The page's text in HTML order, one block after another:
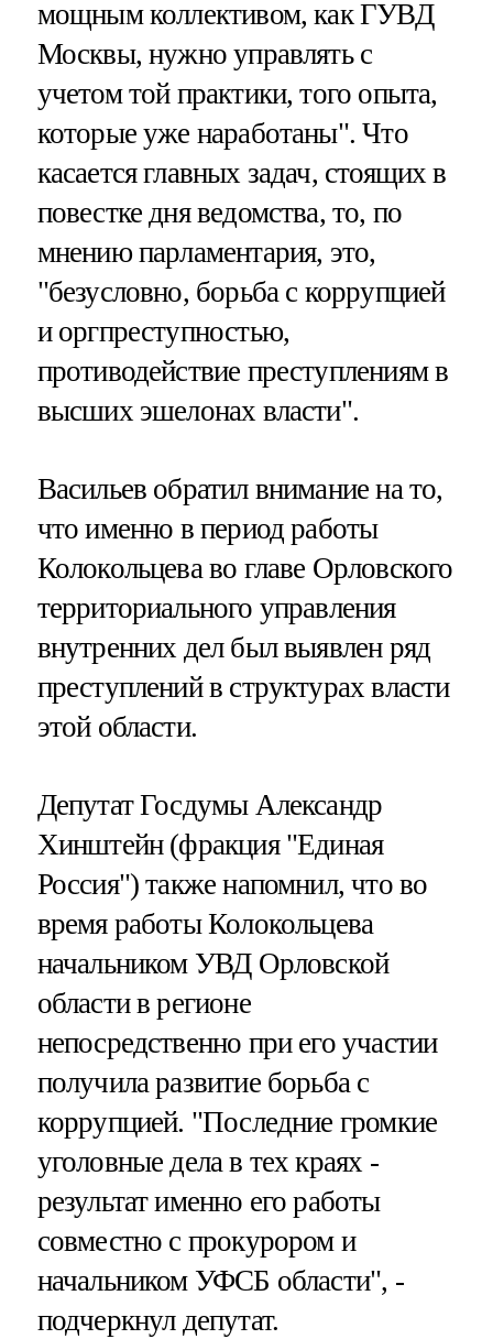
мощным коллективом, как ГУВД
Москвы, нужно управлять с
учетом той практики, того опыта,
которые уже наработаны". Что
касается главных задач, стоящих в
повестке дня ведомства, то, по
мнению парламентария, это,
"безусловно, борьба с коррупцией
и оргпреступностью,
противодействие преступлениям в
высших эшелонах власти".
Васильев обратил внимание на то,
что именно в период работы
Колокольцева во главе Орловского
территориального управления
внутренних дел был выявлен ряд
преступлений в структурах власти
этой области.
Депутат Госдумы Александр
Хинштейн (фракция "Единая
Россия") также напомнил, что во
время работы Колокольцева
начальником УВД Орловской
области в регионе
непосредственно при его участии
получила развитие борьба с
коррупцией. "Последние громкие
уголовные дела в тех краях -
результат именно его работы
совместно с прокурором и
начальником УФСБ области", -
подчеркнул депутат.